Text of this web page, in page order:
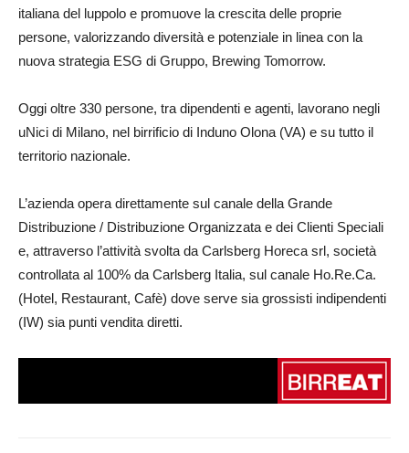
italiana del luppolo e promuove la crescita delle proprie
persone, valorizzando diversità e potenziale in linea con la
nuova strategia ESG di Gruppo, Brewing Tomorrow.
Oggi oltre 330 persone, tra dipendenti e agenti, lavorano negli
uNici di Milano, nel birrificio di Induno Olona (VA) e su tutto il
territorio nazionale.
L’azienda opera direttamente sul canale della Grande
Distribuzione / Distribuzione Organizzata e dei Clienti Speciali
e, attraverso l’attività svolta da Carlsberg Horeca srl, società
controllata al 100% da Carlsberg Italia, sul canale Ho.Re.Ca.
(Hotel, Restaurant, Cafè) dove serve sia grossisti indipendenti
(IW) sia punti vendita diretti.